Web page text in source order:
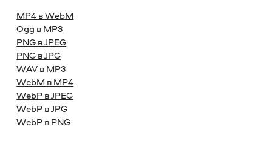
MP4 в WebM
Ogg в MP3
PNG в JPEG
PNG в JPG
WAV в MP3
WebM в MP4
WebP в JPEG
WebP в JPG
WebP в PNG